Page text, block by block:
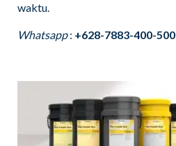
waktu.
Whatsapp: +628-7883-400-500